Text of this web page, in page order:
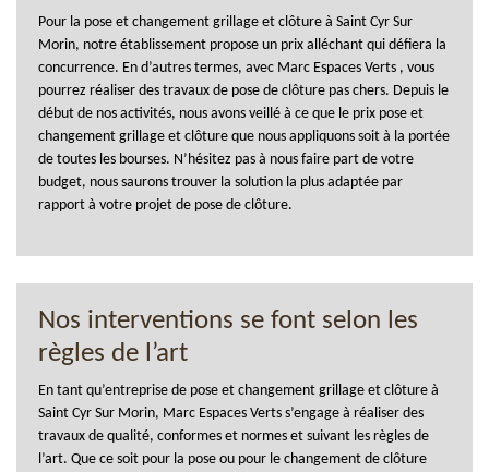
Pour la pose et changement grillage et clôture à Saint Cyr Sur
Morin, notre établissement propose un prix alléchant qui défiera la
concurrence. En d’autres termes, avec Marc Espaces Verts , vous
pourrez réaliser des travaux de pose de clôture pas chers. Depuis le
début de nos activités, nous avons veillé à ce que le prix pose et
changement grillage et clôture que nous appliquons soit à la portée
de toutes les bourses. N’hésitez pas à nous faire part de votre
budget, nous saurons trouver la solution la plus adaptée par
rapport à votre projet de pose de clôture.
Nos interventions se font selon les
règles de l’art
En tant qu’entreprise de pose et changement grillage et clôture à
Saint Cyr Sur Morin, Marc Espaces Verts s’engage à réaliser des
travaux de qualité, conformes et normes et suivant les règles de
l’art. Que ce soit pour la pose ou pour le changement de clôture